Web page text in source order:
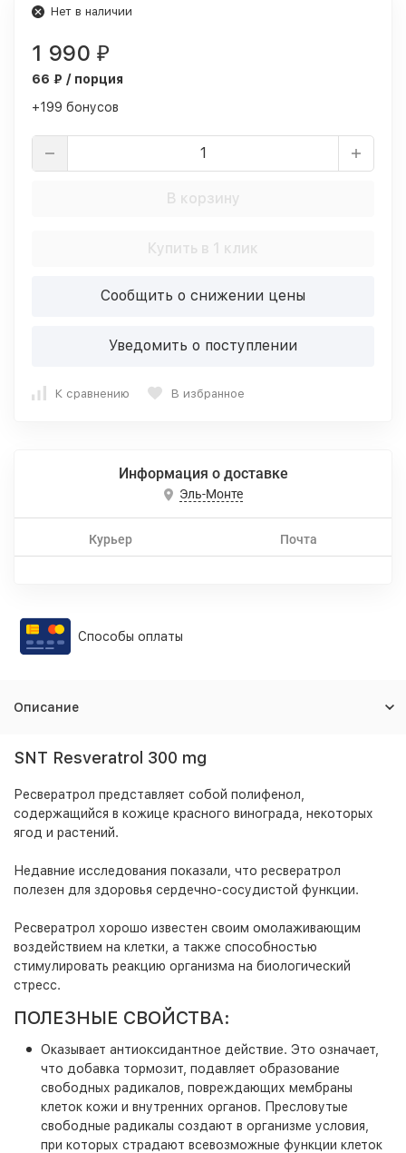
Нет в наличии
1 990 ₽
66 ₽ / порция
+199 бонусов
В корзину
Купить в 1 клик
Сообщить о снижении цены
Уведомить о поступлении
К сравнению В избранное
Информация о доставке
Эль-Монте
Курьер Почта
Способы оплаты
Описание
SNT Resveratrol 300 mg
Ресвератрол представляет собой полифенол,
содержащийся в кожице красного винограда, некоторых
ягод и растений.
Недавние исследования показали, что ресвератрол
полезен для здоровья сердечно-сосудистой функции.
Ресвератрол хорошо известен своим омолаживающим
воздействием на клетки, а также способностью
стимулировать реакцию организма на биологический
стресс.
ПОЛЕЗНЫЕ СВОЙСТВА:
Оказывает антиоксидантное действие. Это означает,
что добавка тормозит, подавляет образование
свободных радикалов, повреждающих мембраны
клеток кожи и внутренних органов. Пресловутые
свободные радикалы создают в организме условия,
при которых страдают всевозможные функции клеток